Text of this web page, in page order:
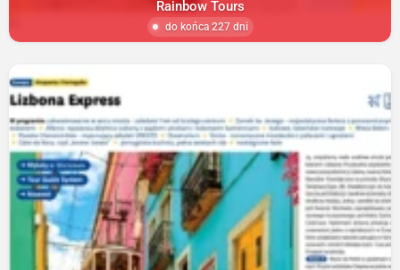
Rainbow Tours
do końca 227 dni